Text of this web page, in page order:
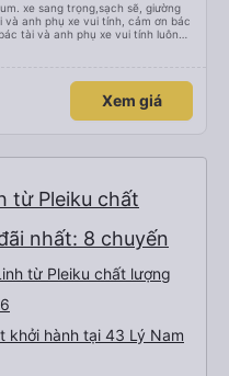
xe sang trọng,sạch sẽ, giường
tài và anh phụ xe vui tính luôn
Xem giá
từ Pleiku chất
nhất: 8 chuyến
từ Pleiku chất lượng
khởi hành tại 43 Lý Nam